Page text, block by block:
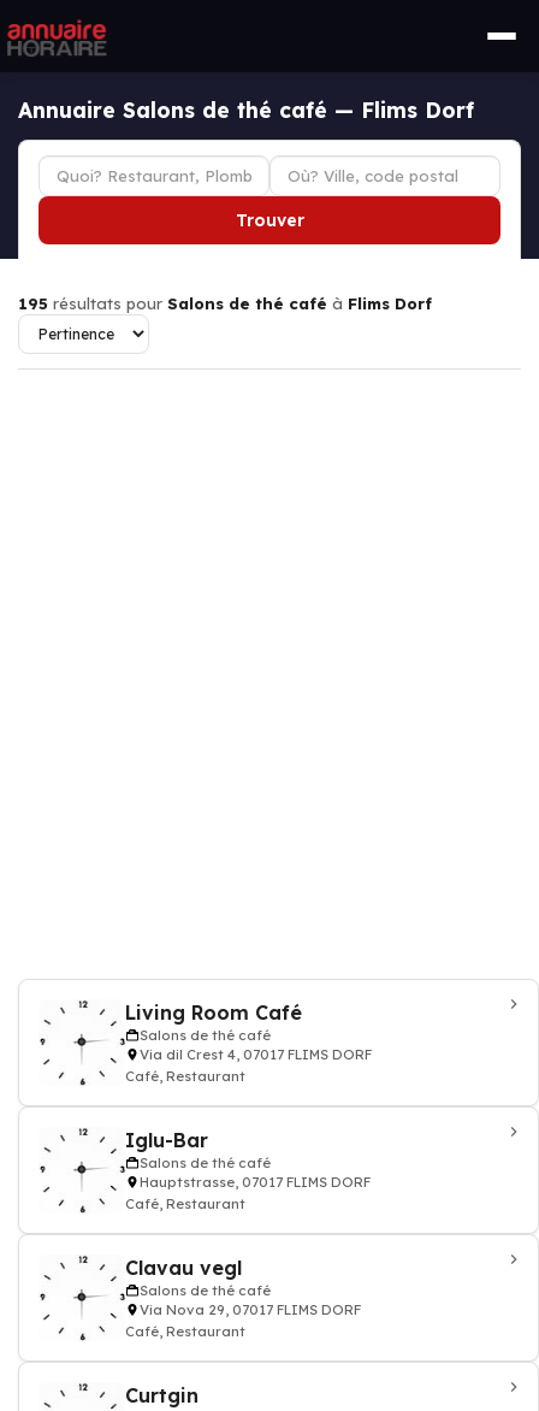
Annuaire Salons de thé café — Flims Dorf
Trouver
195 résultats pour Salons de thé café à Flims Dorf
Living Room Café
Salons de thé café
Via dil Crest 4, 07017 FLIMS DORF
Café, Restaurant
Iglu-Bar
Salons de thé café
Hauptstrasse, 07017 FLIMS DORF
Café, Restaurant
Clavau vegl
Salons de thé café
Via Nova 29, 07017 FLIMS DORF
Café, Restaurant
Curtgin